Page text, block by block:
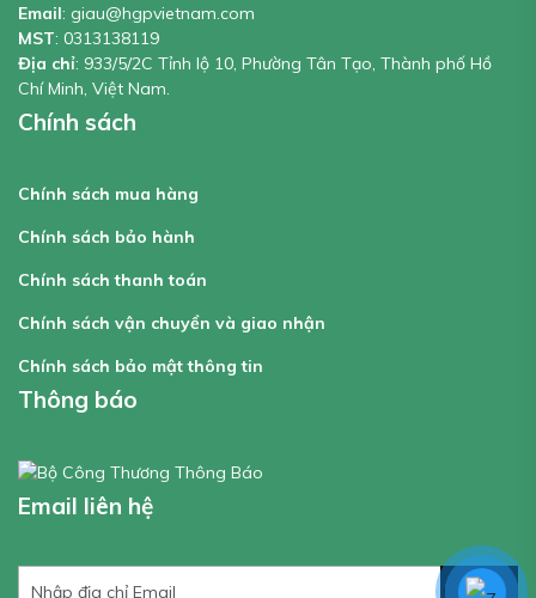
Email: giau@hgpvietnam.com
MST: 0313138119
Địa chỉ: 933/5/2C Tỉnh lộ 10, Phường Tân Tạo, Thành phố Hồ
Chí Minh, Việt Nam.
Chính sách
Chính sách mua hàng
Chính sách bảo hành
Chính sách thanh toán
Chính sách vận chuyển và giao nhận
Chính sách bảo mật thông tin
Thông báo
Email liên hệ
GỬI